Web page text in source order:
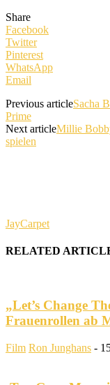
Share
Facebook
Twitter
Pinterest
WhatsApp
Email
Previous articleSacha
Prime
Next articleMillie
spielen
JayCarpet
RELATED
„Let’s Change
Frauenrollen ab
Film Ron Junghans -